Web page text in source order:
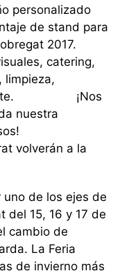
personalizado
de stand para
2017.
catering,
limpieza,
¡Nos
nuestra
volverán a la
de los ejes de
del 15, 16 y 17 de
cambio de
La Feria
de invierno más